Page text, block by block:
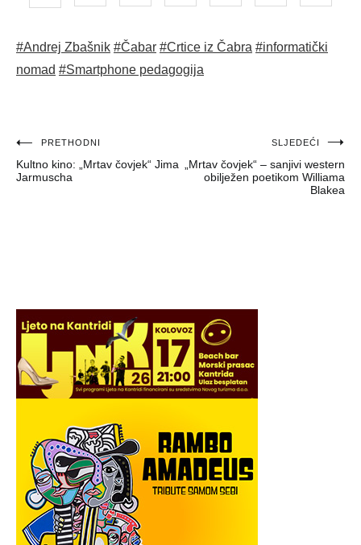
#Andrej Zbašnik #Čabar #Crtice iz Čabra #informatički
nomad #Smartphone pedagogija
Navigacija
objava
PRETHODNI
Kultno kino: „Mrtav čovjek“ Jima
Jarmuscha
SLJEDEĆI
„Mrtav čovjek“ – sanjivi western
obilježen poetikom Williama
Blakea